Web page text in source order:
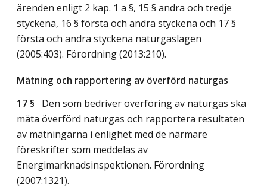
ärenden enligt 2 kap. 1 a §, 15 § andra och tredje
styckena, 16 § första och andra styckena och 17 §
första och andra styckena naturgaslagen
(2005:403). Förordning (2013:210).
Mätning och rapportering av överförd naturgas
17 § Den som bedriver överföring av naturgas ska
mäta överförd naturgas och rapportera resultaten
av mätningarna i enlighet med de närmare
föreskrifter som meddelas av
Energimarknadsinspektionen. Förordning
(2007:1321).